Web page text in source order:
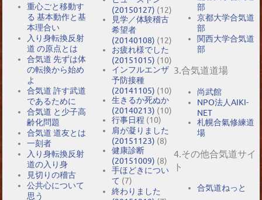
重心ごと移動す
る 基本動作と基
本理合い
入り身転換反射
道 の原点とは
合気道 先ずは体
の転換から始め
よ
合気道 許す武道
であるために
合気道 と少子高
齢化問題
合気道 道友とは
一刻者
入り身転換反射
道の入り身
見切りの稽古
公共心について
思う
(20150127) (12)
見学／体験稽古
希望者
(20140108) (12)
お疲れ様でした
(20151015) (10)
インフルエンザ
予防接種
(20141105) (10)
生きるか死ぬか
(20140213) (10)
行事日程 (10)
肩が凝りました
(20151123) (8)
健康診断
(20151009) (8)
手ほどきについ
て (7)
終わりました
部
京都大学合気道
部
関西大学合気道
部
3.合気道道場
尚武館
NPO法人AIKI-
NET
札幌合氣修練道
場
4.その他合気道サイ
ト
合気道ねっと